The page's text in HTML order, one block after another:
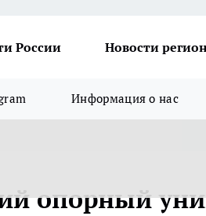
России Новости
Информация о нас
опорный